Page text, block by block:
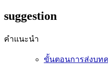
suggestion
คำแนะนำ
ขั้นตอนการส่งบท